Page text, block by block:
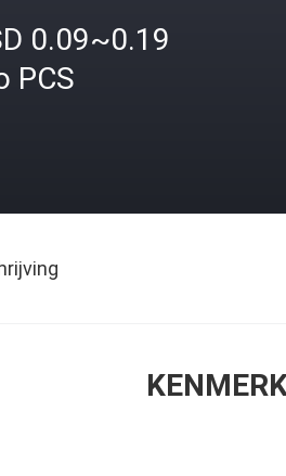
0.09~0.19
PCS